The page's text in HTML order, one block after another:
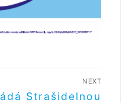
NEXT
Strašidelnou